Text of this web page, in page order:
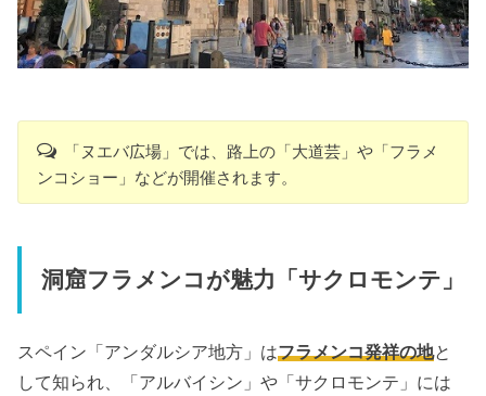
「ヌエバ広場」では、路上の「大道芸」や「フラメ
ンコショー」などが開催されます。
洞窟フラメンコが魅力「サクロモンテ」
スペイン「アンダルシア地方」はフラメンコ発祥の地と
して知られ、「アルバイシン」や「サクロモンテ」には